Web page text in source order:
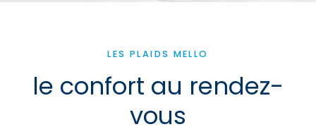
le confort au rendez-
vous
LES PLAIDS MELLO